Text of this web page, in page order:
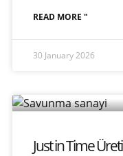
READ MORE "
30 January 2026
Just in Time